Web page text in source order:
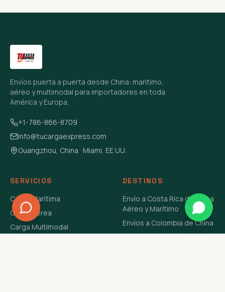
Envíos puerta a puerta desde China: marítimo,
aéreo y multimodal para importadores en toda
América y Europa.
+1-786-866-8709
info@tucargaexpress.com
Guangzhou, China · Miami, EE.UU.
SERVICIOS
Carga Marítima
Carga Aérea
Carga Multimodal
DESTINOS
Envío a Costa Rica de China
Aéreo y Marítimo
Envíos a Colombia de China